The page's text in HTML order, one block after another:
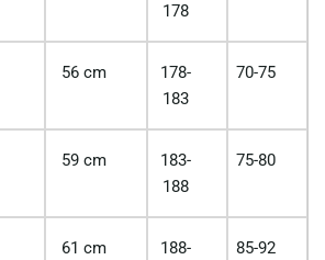
178
56 cm
178-
183
70-75
59 cm
183-
188
75-80
61 cm
188-
85-92